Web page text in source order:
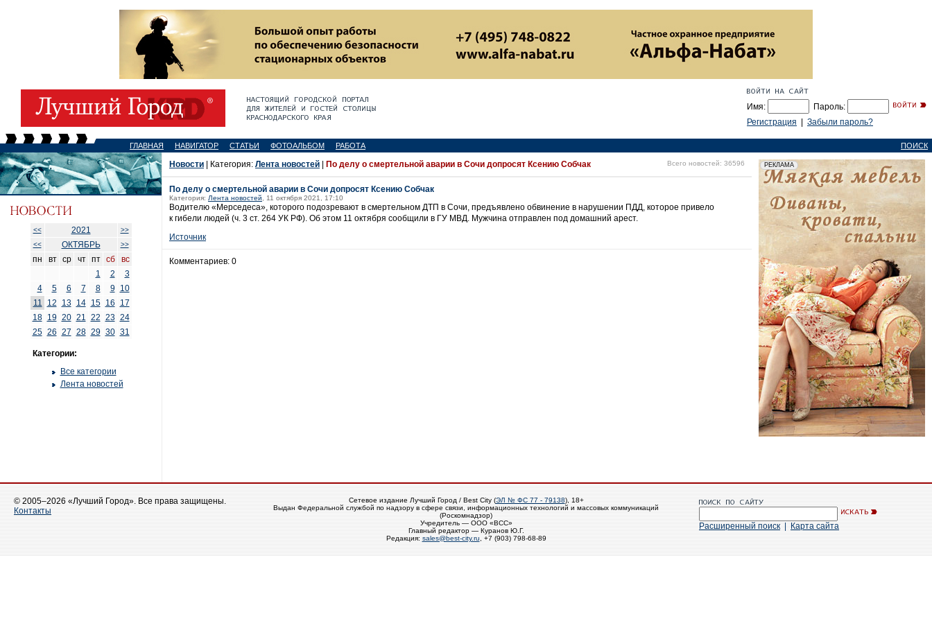
Имя:
Пароль:
Регистрация
Забыли пароль?
ГЛАВНАЯ НАВИГАТОР СТАТЬИ ФОТОАЛЬБОМ РАБОТА ПОИСК
<< 2021
>>
<<
ОКТЯБРЬ >>
пн вт ср чт пт сб
вс
1
2
3
4
5 6 7 8 9
10
11
12 13 14 15 16
17
18
19 20 21 22 23 24
25 26 27 28 29 30 31
Категории:
Все категории
Лента новостей
Новости | Категория: Лента новостей По делу о смертельной аварии в Сочи допросят Ксению Собчак Всего новостей: 36596
По делу о смертельной аварии в Сочи допросят Ксению Собчак
Категория: Лента новостей , 11 октября 2021, 17:10
Водителю «Мерседеса», которого подозревают в смертельном ДТП в Сочи, предъявлено обвинение в нарушении ПДД, которое привело
к гибели людей (ч. 3 ст. 264 УК РФ). Об этом 11 октября сообщили в ГУ МВД. Мужчина отправлен под домашний арест.
Источник
Комментариев: 0
© 2005–2026 «Лучший Город». Все права защищены.
Контакты
Сетевое издание Лучший Город / Best City (ЭЛ № ФС 77 - 79138), 18+
Выдан Федеральной службой по надзору в сфере связи, информационных технологий и массовых коммуникаций
(Роскомнадзор)
Учредитель — ООО «ВСС»
Главный редактор — Куранов Ю.Г.
Редакция: sales@best-city.ru , +7 (903) 798-68-89
Расширенный поиск Карта сайта